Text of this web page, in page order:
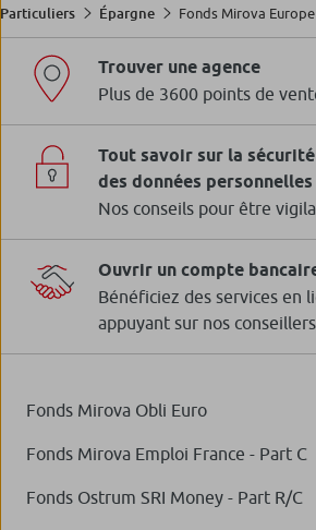
Particuliers Épargne Fonds Mirova Europe
Trouver une agence
Plus de 3600 points de
Tout savoir sur la
des données personnelles
Nos conseils pour être
Ouvrir un compte
Bénéficiez des services en
appuyant sur nos
Fonds Mirova Obli Euro
Fonds Mirova Emploi France - Part C
Fonds Ostrum SRI Money - Part R/C